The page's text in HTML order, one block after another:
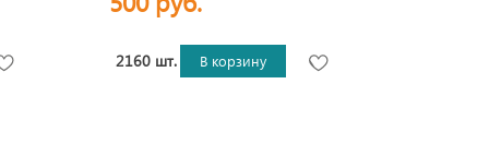
2160 шт. В корзину